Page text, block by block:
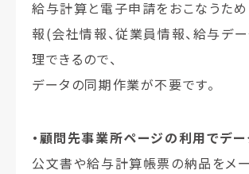
給与計算と電子申請をおこなうため
報(会社情報、従業員情報、給与デ
理できるので、
データの同期作業が不要です。
・顧問先事業所ページの利用でデ
公文書や給与計算帳票の納品をメ